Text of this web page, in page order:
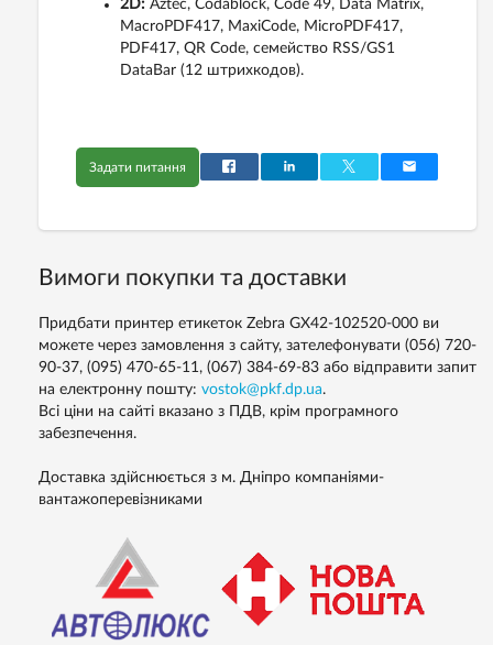
2D: Aztec, Codablock, Code 49, Data Matrix,
MacroPDF417, MaxiCode, MicroPDF417,
PDF417, QR Code, семейство RSS/GS1
DataBar (12 штрихкодов).
Задати питання
Вимоги покупки та доставки
Придбати принтер етикеток Zebra GX42-102520-000 ви
можете через замовлення з сайту, зателефонувати (056) 720-
90-37, (095) 470-65-11, (067) 384-69-83 або відправити запит
на електронну пошту: vostok@pkf.dp.ua.
Всі ціни на сайті вказано з ПДВ, крім програмного
забезпечення.
Доставка здійснюється з м. Дніпро компаніями-
вантажоперевізниками